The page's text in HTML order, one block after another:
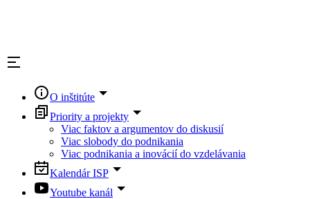
O inštitúte
Priority a projekty
Viac faktov a argumentov do diskusií
Viac slobody do podnikania
Viac podnikania a inovácií do vzdelávania
Kalendár ISP
Youtube kanál